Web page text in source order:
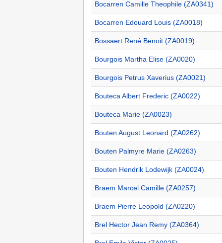
Bocarren Camille Theophile (ZA0341)
Bocarren Edouard Louis (ZA0018)
Bossaert René Benoit (ZA0019)
Bourgois Martha Elise (ZA0020)
Bourgois Petrus Xaverius (ZA0021)
Bouteca Albert Frederic (ZA0022)
Bouteca Marie (ZA0023)
Bouten August Leonard (ZA0262)
Bouten Palmyre Marie (ZA0263)
Bouten Hendrik Lodewijk (ZA0024)
Braem Marcel Camille (ZA0257)
Braem Pierre Leopold (ZA0220)
Brel Hector Jean Remy (ZA0364)